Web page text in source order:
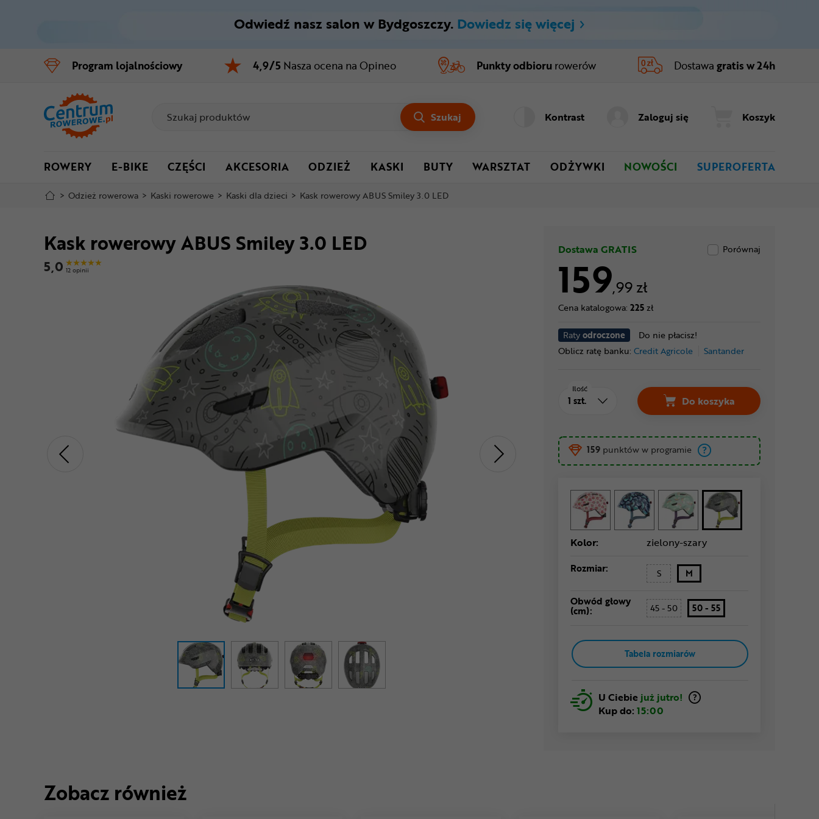
Menu główne
Informacje o produkcie
Do koszyka
Szczegółowe informacje
Mapa strony
Odwiedź nasz salon w Bydgoszczy. Dowiedz się więcej
Program lojalnościowy 4,9/5 Nasza ocena na Opineo Punkty odbioru rowerów Dostawa gratis w 24h
Szukaj Kontrast Zaloguj się Koszyk
ROWERY E-BIKE CZĘŚCI AKCESORIA ODZIEŻ KASKI BUTY WARSZTAT ODŻYWKI NOWOŚCI SUPEROFERTA
> Odzież rowerowa > Kaski rowerowe > Kaski dla dzieci > Kask rowerowy ABUS Smiley 3.0 LED
Kask rowerowy ABUS Smiley 3.0 LED
5,0 12 opinii
Dostawa GRATIS Porównaj
159,99 zł
Cena katalogowa: 225zł
Ratyodroczone
Do nie płacisz!
Oblicz ratę banku: Credit Agricole Santander
Ilość
Do koszyka
159 punktów w programie
Kolor: zielony-szary
Rozmiar: S M
Obwód głowy
(cm): 45 - 50 50 - 55
Tabela rozmiarów
U Ciebie już jutro!
Kup do: 15:00
Zobacz również